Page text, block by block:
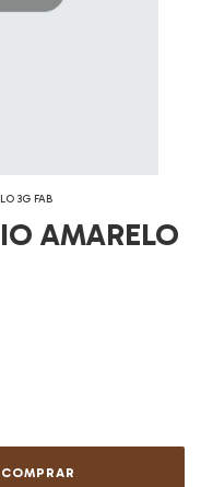
3G FAB
AMARELO